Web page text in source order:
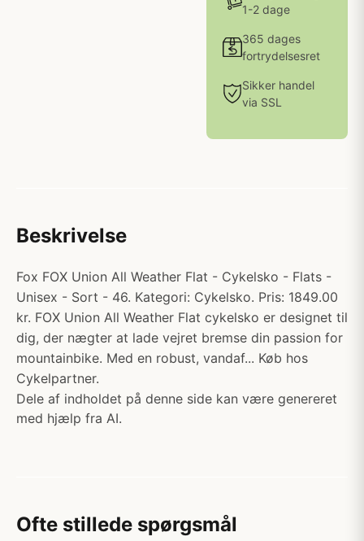
1-2 dage
365 dages
fortrydelsesret
Sikker handel
via SSL
Beskrivelse
Fox FOX Union All Weather Flat - Cykelsko - Flats -
Unisex - Sort - 46. Kategori: Cykelsko. Pris: 1849.00
kr. FOX Union All Weather Flat cykelsko er designet til
dig, der nægter at lade vejret bremse din passion for
mountainbike. Med en robust, vandaf... Køb hos
Cykelpartner.
Dele af indholdet på denne side kan være genereret
med hjælp fra AI.
Ofte stillede spørgsmål